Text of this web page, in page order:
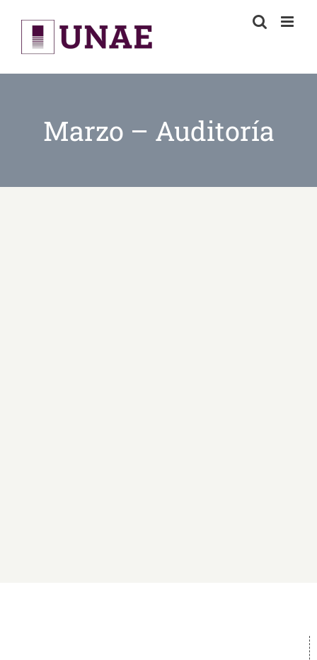
content
Marzo – Auditoría